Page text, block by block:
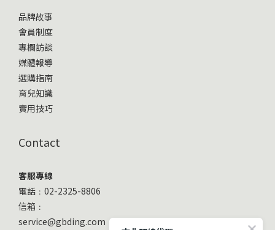
品牌故事
會員制度
專欄訪談
媒體報導
選購指南
育兒知識
實用技巧
Contact
客服專線
電話﹕02-2325-8806
信箱﹕
service@gbding.com